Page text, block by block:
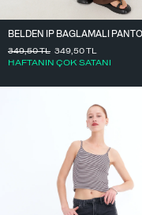
349,50TL
HAFTANIN ÇOK SATANI
349,50TL